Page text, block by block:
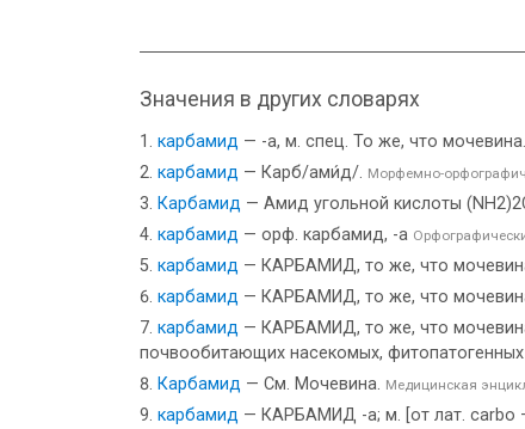
Значения в других словарях
карбамид — -а, м. спец. То же, что
карбамид — Карб/ами́д/. Морфемно-
Карбамид — Амид угольной кислоты
карбамид — орф. карбамид, -а
карбамид — КАРБАМИД, то же, что
карбамид — КАРБАМИД, то же, что
карбамид — КАРБАМИД, то же, что
почвообитающих насекомых,
Карбамид — См. Мочевина. Медицинская
карбамид — КАРБАМИД -а; м. [от лат. carbo